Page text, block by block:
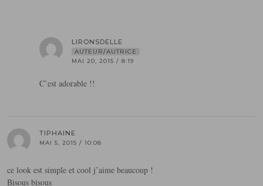
LIRONSDELLE
AUTEUR/AUTRICE
MAI 20, 2015 / 8:19
C’est adorable !!
TIPHAINE
MAI 5, 2015 / 10:08
ce look est simple et cool j’aime beaucoup !
Bisous bisous